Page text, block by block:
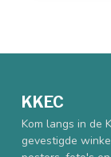
KKEC
Kom langs in de
gevestigde